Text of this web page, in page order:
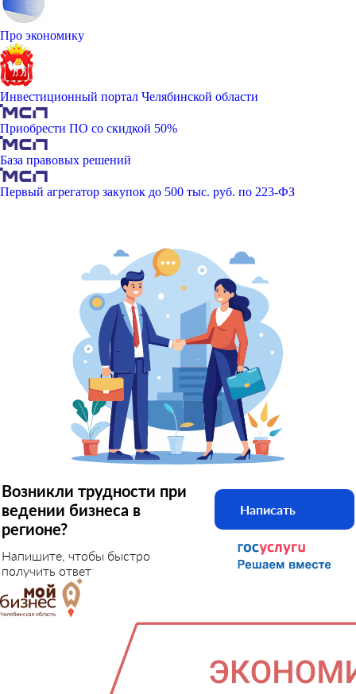
Про экономику
Инвестиционный портал Челябинской области
Приобрести ПО со скидкой 50%
База правовых решений
Первый агрегатор закупок до 500 тыс. руб. по 223-ФЗ
Возникли трудности при
ведении бизнеса в
регионе?
Напишите, чтобы быстро
получить ответ
Написать